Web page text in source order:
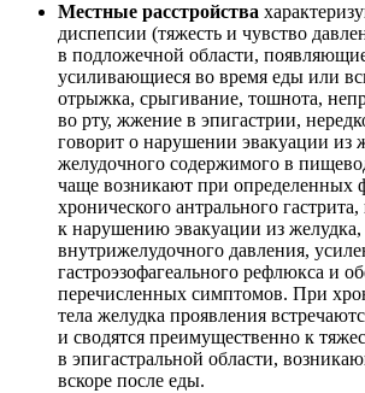
Местные расстройства
диспепсии (тяжесть и чувство
в подложечной области,
усиливающиеся во время еды или
отрыжка, срыгивание, тошнота,
во рту, жжение в эпигастрии,
говорит о нарушении эвакуации из
желудочного содержимого в
чаще возникают при определенных
хронического антрального
к нарушению эвакуации из
внутрижелудочного давления,
гастроэзофагеального рефлюкса и
перечисленных симптомов. При
тела желудка проявления
и сводятся преимущественно к
в эпигастральной области,
вскоре после еды.